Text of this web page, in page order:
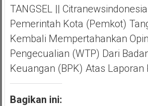
TANGSEL ||
Pemerintah Kota (Pemkot)
Kembali Mempertahankan
Pengecualian (WTP) Dari
Keuangan (BPK) Atas Laporan
Bagikan ini: